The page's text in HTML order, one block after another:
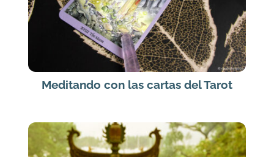
Meditando con las cartas del Tarot